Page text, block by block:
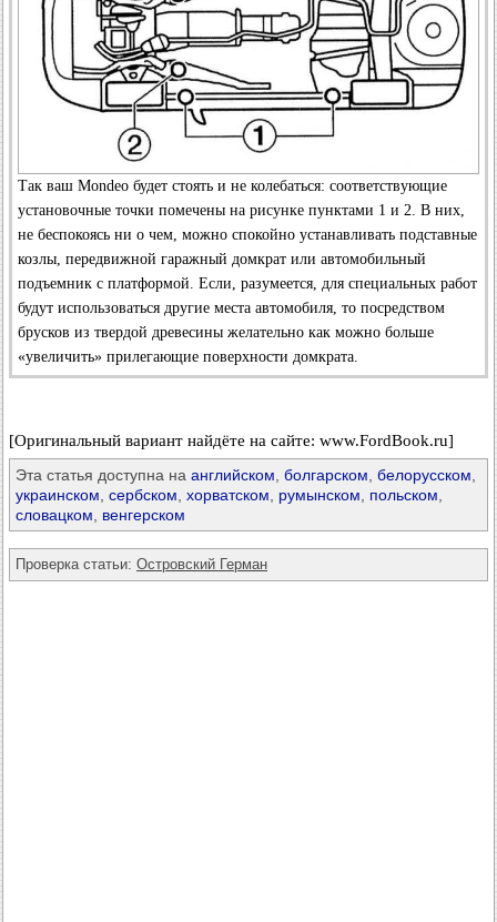
Так ваш Mondeo будет стоять и не колебаться: соответствующие
установочные точки помечены на рисунке пунктами 1 и 2. В них,
не беспокоясь ни о чем, можно спокойно устанавливать подставные
козлы, передвижной гаражный домкрат или автомобильный
подъемник с платформой. Если, разумеется, для специальных работ
будут использоваться другие места автомобиля, то посредством
брусков из твердой древесины желательно как можно больше
«увеличить» прилегающие поверхности домкрата.
[Оригинальный вариант найдёте на сайте: www.FordBook.ru]
Эта статья доступна на английском болгарском белорусском
украинском сербском хорватском румынском польском
словацком
венгерском
Проверка статьи: Островский Герман